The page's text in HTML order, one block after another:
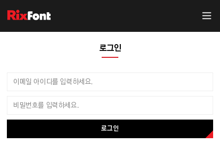
로그인
로그인